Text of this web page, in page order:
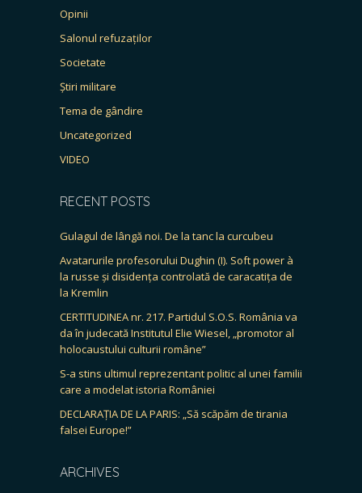
Opinii
Salonul refuzaților
Societate
Știri militare
Tema de gândire
Uncategorized
VIDEO
RECENT POSTS
Gulagul de lângă noi. De la tanc la curcubeu
Avatarurile profesorului Dughin (I). Soft power à
la russe și disidența controlată de caracatița de
la Kremlin
CERTITUDINEA nr. 217. Partidul S.O.S. România va
da în judecată Institutul Elie Wiesel, „promotor al
holocaustului culturii române”
S-a stins ultimul reprezentant politic al unei familii
care a modelat istoria României
DECLARAȚIA DE LA PARIS: „Să scăpăm de tirania
falsei Europe!”
ARCHIVES